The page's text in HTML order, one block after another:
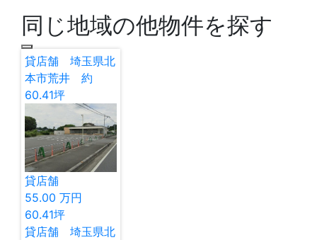
同じ地域の他物件を探す
貸店舗 埼玉県北
本市荒井 約
60.41坪
貸店舗
55.00 万円
60.41坪
貸店舗 埼玉県北